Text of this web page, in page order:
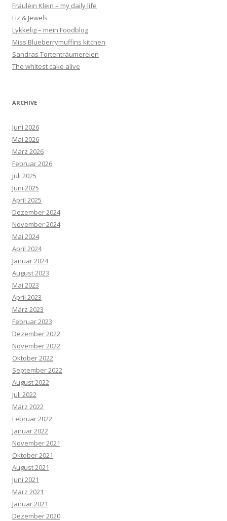
Fräulein Klein – my daily life
Liz & Jewels
Lykkelig – mein Foodblog
Miss Blueberrymuffins kitchen
Sandras Tortenträumereien
The whitest cake alive
ARCHIVE
Juni 2026
Mai 2026
März 2026
Februar 2026
Juli 2025
Juni 2025
April 2025
Dezember 2024
November 2024
Mai 2024
April 2024
Januar 2024
August 2023
Mai 2023
April 2023
März 2023
Februar 2023
Dezember 2022
November 2022
Oktober 2022
September 2022
August 2022
Juli 2022
März 2022
Februar 2022
Januar 2022
November 2021
Oktober 2021
August 2021
Juni 2021
März 2021
Januar 2021
Dezember 2020